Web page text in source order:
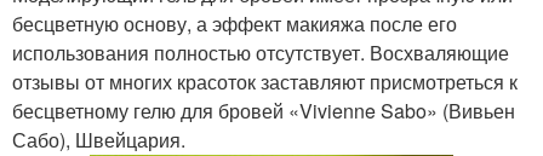
бесцветную основу, а эффект макияжа после его
использования полностью отсутствует. Восхваляющие
отзывы от многих красоток заставляют присмотреться к
бесцветному гелю для бровей «Vivienne Sabo» (Вивьен
Сабо), Швейцария.